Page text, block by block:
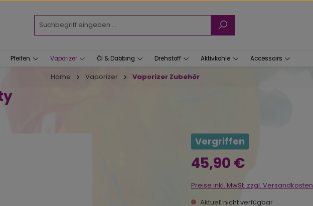
Pfeifen Vaporizer Öl & Dabbing Drehstoff Aktivkohle Accessoirs
Home Vaporizer Vaporizer Zubehör
Vergriffen
Regulärer Preis:
45,90 €
Preise inkl. MwSt. zzgl. Versandkosten
Aktuell nicht verfügbar